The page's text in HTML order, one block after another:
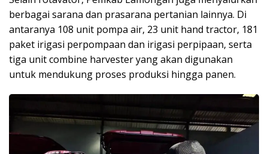
berbagai sarana dan prasarana pertanian lainnya. Di
antaranya 108 unit pompa air, 23 unit hand tractor, 181
paket irigasi perpompaan dan irigasi perpipaan, serta
tiga unit combine harvester yang akan digunakan
untuk mendukung proses produksi hingga panen.